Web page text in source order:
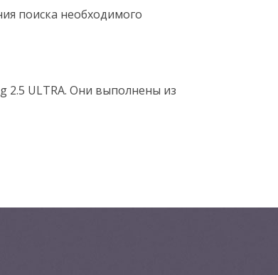
поиска необходимого
2.5 ULTRA. Они выполнены из